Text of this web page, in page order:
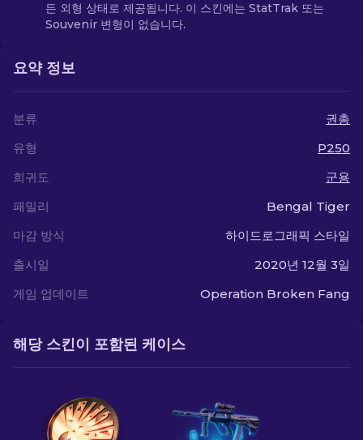
든 외형 상태로 제공됩니다. 이 스킨에는 StatTrak 또는
Souvenir 변형이 없습니다.
요약 정보
분류
권총
유형
P250
희귀도
군용
패밀리
Bengal Tiger
마감 방식
하이드로그래픽 스타일
출시일
2020년 12월 3일
게임 업데이트
Operation Broken Fang
해당 스킨이 포함된 케이스